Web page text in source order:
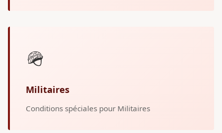
🪖
Militaires
Conditions spéciales pour Militaires